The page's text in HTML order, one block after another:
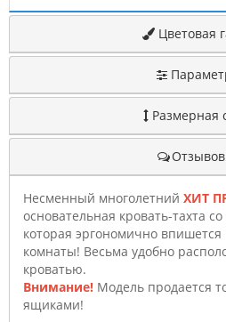
Цветовая
Размерная
Несменный многолетний ХИТ
основательная кровать-тахта
которая эргономично
комнаты! Весьма удобно
кроватью.
Внимание! Модель продается
ящиками!